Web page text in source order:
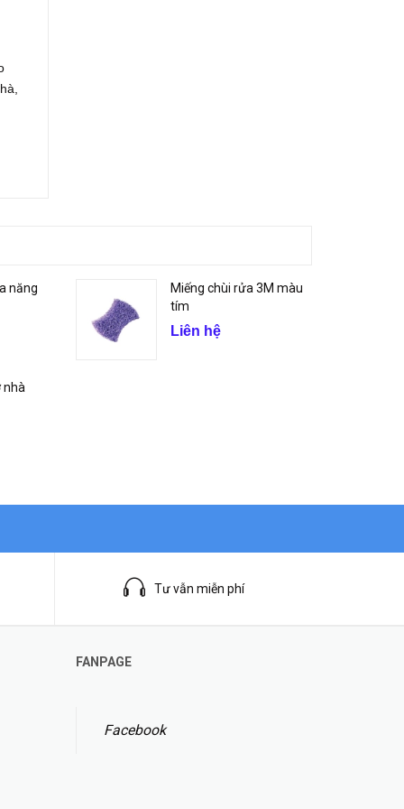
năng
Miếng chùi rửa 3M màu
tím
Liên hệ
nhà
Tư vẫn miễn phí
FANPAGE
Facebook